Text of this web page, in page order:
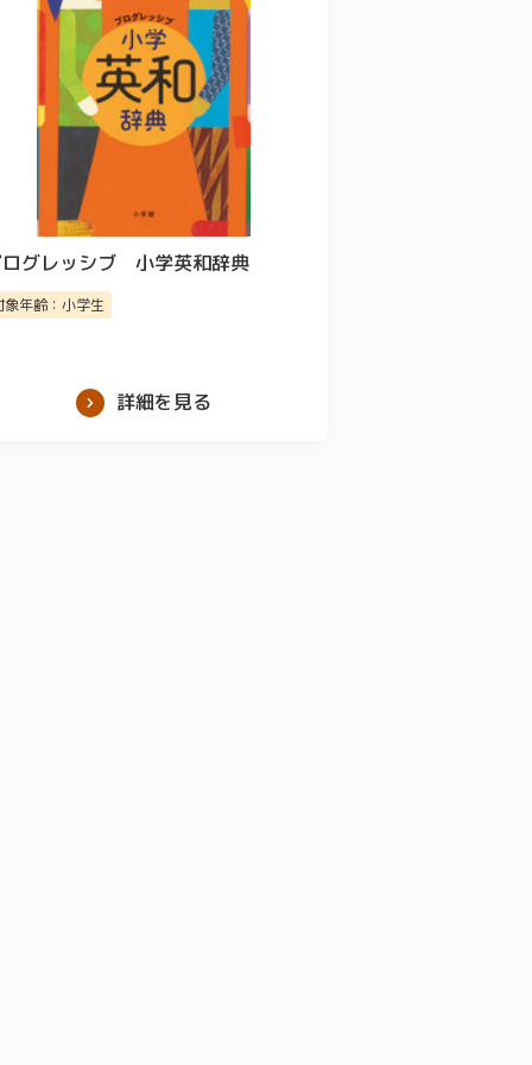
グレッシブ 小学英和辞典
象年齢：小学生
詳細を見る